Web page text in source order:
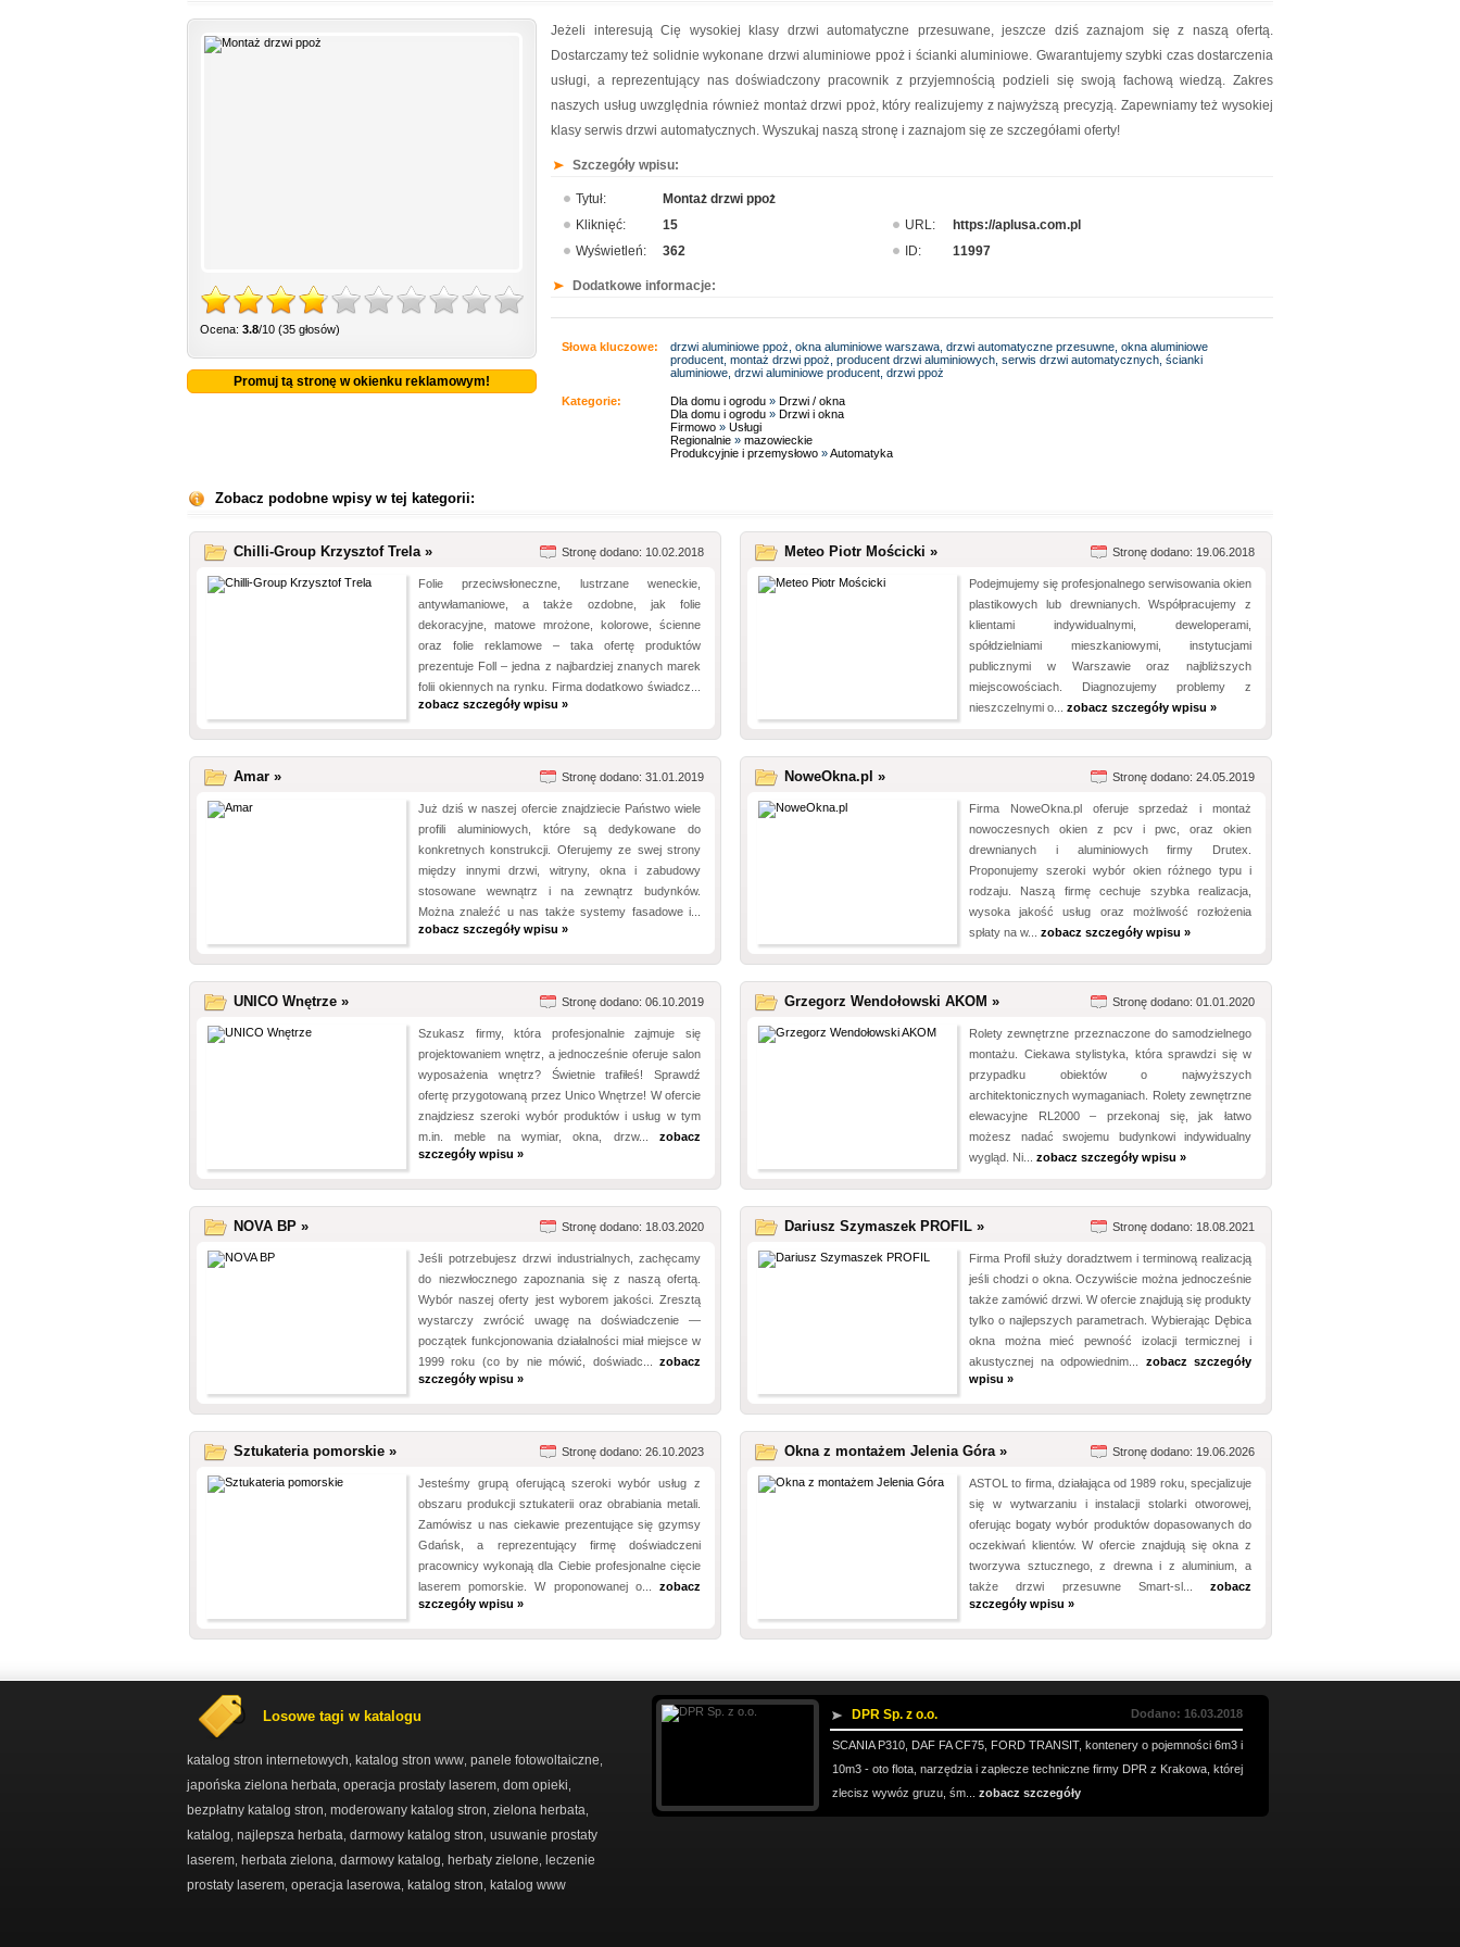
Ocena: 3.8/10 (35 głosów)
Promuj tą stronę w okienku reklamowym!
Jeżeli interesują Cię wysokiej klasy drzwi automatyczne przesuwane, jeszcze dziś zaznajom się z naszą ofertą.
Dostarczamy też solidnie wykonane drzwi aluminiowe ppoż i ścianki aluminiowe. Gwarantujemy szybki czas dostarczenia
usługi, a reprezentujący nas doświadczony pracownik z przyjemnością podzieli się swoją fachową wiedzą. Zakres
naszych usług uwzględnia również montaż drzwi ppoż, który realizujemy z najwyższą precyzją. Zapewniamy też wysokiej
klasy serwis drzwi automatycznych. Wyszukaj naszą stronę i zaznajom się ze szczegółami oferty!
Szczegóły wpisu:
Tytuł:
Montaż drzwi ppoż
Kliknięć:
15 URL:
https://aplusa.com.pl
Wyświetleń:
362 ID: 11997
Dodatkowe informacje:
Słowa kluczowe:
drzwi aluminiowe ppoż, okna aluminiowe warszawa, drzwi automatyczne przesuwne, okna aluminiowe
producent, montaż drzwi ppoż, producent drzwi aluminiowych, serwis drzwi automatycznych, ścianki
aluminiowe, drzwi aluminiowe producent, drzwi ppoż
Kategorie: Dla domu i ogrodu » Drzwi / okna
Dla domu i ogrodu » Drzwi i okna
Firmowo » Usługi
Regionalnie » mazowieckie
Produkcyjnie i przemysłowo »Automatyka
Zobacz podobne wpisy w tej kategorii:
Chilli-Group Krzysztof Trela » Stronę dodano: 10.02.2018
Folie przeciwsłoneczne, lustrzane weneckie,
antywłamaniowe, a także ozdobne, jak folie
dekoracyjne, matowe mrożone, kolorowe, ścienne
oraz folie reklamowe – taka ofertę produktów
prezentuje Foll – jedna z najbardziej znanych marek
folii okiennych na rynku. Firma dodatkowo świadcz...
zobacz szczegóły wpisu »
Meteo Piotr Mościcki » Stronę dodano: 19.06.2018
Podejmujemy się profesjonalnego serwisowania okien
plastikowych lub drewnianych. Współpracujemy z
klientami indywidualnymi, deweloperami,
spółdzielniami mieszkaniowymi, instytucjami
publicznymi w Warszawie oraz najbliższych
miejscowościach. Diagnozujemy problemy z
nieszczelnymi o... zobacz szczegóły wpisu »
Amar » Stronę dodano: 31.01.2019
Już dziś w naszej ofercie znajdziecie Państwo wiele
profili aluminiowych, które są dedykowane do
konkretnych konstrukcji. Oferujemy ze swej strony
między innymi drzwi, witryny, okna i zabudowy
stosowane wewnątrz i na zewnątrz budynków.
Można znaleźć u nas także systemy fasadowe i...
zobacz szczegóły wpisu »
NoweOkna.pl » Stronę dodano: 24.05.2019
Firma NoweOkna.pl oferuje sprzedaż i montaż
nowoczesnych okien z pcv i pwc, oraz okien
drewnianych i aluminiowych firmy Drutex.
Proponujemy szeroki wybór okien różnego typu i
rodzaju. Naszą firmę cechuje szybka realizacja,
wysoka jakość usług oraz możliwość rozłożenia
spłaty na w... zobacz szczegóły wpisu »
UNICO Wnętrze » Stronę dodano: 06.10.2019
Szukasz firmy, która profesjonalnie zajmuje się
projektowaniem wnętrz, a jednocześnie oferuje salon
wyposażenia wnętrz? Świetnie trafiłeś! Sprawdź
ofertę przygotowaną przez Unico Wnętrze! W ofercie
znajdziesz szeroki wybór produktów i usług w tym
m.in. meble na wymiar, okna, drzw... zobacz
szczegóły wpisu »
Grzegorz Wendołowski AKOM » Stronę dodano: 01.01.2020
Rolety zewnętrzne przeznaczone do samodzielnego
montażu. Ciekawa stylistyka, która sprawdzi się w
przypadku obiektów o najwyższych
architektonicznych wymaganiach. Rolety zewnętrzne
elewacyjne RL2000 – przekonaj się, jak łatwo
możesz nadać swojemu budynkowi indywidualny
wygląd. Ni... zobacz szczegóły wpisu »
NOVA BP » Stronę dodano: 18.03.2020
Jeśli potrzebujesz drzwi industrialnych, zachęcamy
do niezwłocznego zapoznania się z naszą ofertą.
Wybór naszej oferty jest wyborem jakości. Zresztą
wystarczy zwrócić uwagę na doświadczenie —
początek funkcjonowania działalności miał miejsce w
1999 roku (co by nie mówić, doświadc... zobacz
szczegóły wpisu »
Dariusz Szymaszek PROFIL » Stronę dodano: 18.08.2021
Firma Profil służy doradztwem i terminową realizacją
jeśli chodzi o okna. Oczywiście można jednocześnie
także zamówić drzwi. W ofercie znajdują się produkty
tylko o najlepszych parametrach. Wybierając Dębica
okna można mieć pewność izolacji termicznej i
akustycznej na odpowiednim... zobacz szczegóły
wpisu »
Sztukateria pomorskie » Stronę dodano: 26.10.2023
Jesteśmy grupą oferującą szeroki wybór usług z
obszaru produkcji sztukaterii oraz obrabiania metali.
Zamówisz u nas ciekawie prezentujące się gzymsy
Gdańsk, a reprezentujący firmę doświadczeni
pracownicy wykonają dla Ciebie profesjonalne cięcie
laserem pomorskie. W proponowanej o... zobacz
szczegóły wpisu »
Okna z montażem Jelenia Góra » Stronę dodano: 19.06.2026
ASTOL to firma, działająca od 1989 roku, specjalizuje
się w wytwarzaniu i instalacji stolarki otworowej,
oferując bogaty wybór produktów dopasowanych do
oczekiwań klientów. W ofercie znajdują się okna z
tworzywa sztucznego, z drewna i z aluminium, a
także drzwi przesuwne Smart-sl... zobacz
szczegóły wpisu »
Losowe tagi w katalogu
katalog stron internetowych katalog stron www panele fotowoltaiczne
japońska zielona herbata operacja prostaty laserem dom opieki
bezpłatny katalog stron moderowany katalog stron zielona herbata
katalog najlepsza herbata darmowy katalog stron usuwanie prostaty
laserem herbata zielona darmowy katalog herbaty zielone
leczenie
prostaty laserem operacja laserowa katalog stron katalog www
DPR Sp. z o.o. Dodano: 16.03.2018
SCANIA P310, DAF FA CF75, FORD TRANSIT, kontenery o pojemności 6m3 i
10m3 - oto flota, narzędzia i zaplecze techniczne firmy DPR z Krakowa, której
zlecisz wywóz gruzu, śm... zobacz szczegóły